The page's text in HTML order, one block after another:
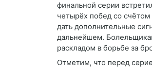
финальной серии
четырёх побед со
дать дополнительные
дальнейшем.
раскладом в борьбе за
Отметим, что перед